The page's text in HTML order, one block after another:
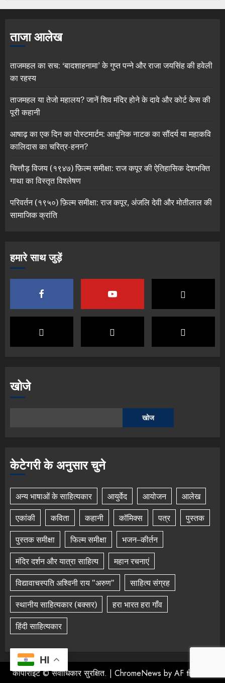
ताजा आलेख
ताजमहल का सच: ‘बादशाहनामा’ के गुप्त पन्ने और राजा जयसिंह की हवेली
का रहस्य
ताजमहल या तेजो महालय? जानें शिव मंदिर होने के दावे और कोर्ट केस की
पूरी कहानी
आषाढ़ का एक दिन का पोस्टमार्टम: आधुनिक नाटक का सौंदर्य या महाकवि
कालिदास का चरित्र-हनन?
चित्तौड़ विजय (१९४७) फ़िल्म समीक्षा: राज कपूर की ऐतिहासिक देशभक्ति
गाथा का विस्तृत विश्लेषण
परिवर्तन (१९५०) फ़िल्म समीक्षा: राज कपूर, अंजलि देवी और मोतीलाल की
सामाजिक क्रांति
हमारे साथ जुड़ें
खोजे
खोज
केटेगरी के अनुसार चुने
अन्य भाषाओं के साहित्यकार आयुर्वेद आयोजन
आलेख
एकांकी
कविता कहानी कॉमिक्स पत्र
पुस्तक
पुस्तक समीक्षा
फिल्म समीक्षा
भजन–कीर्तन
मंदिर दर्शन और यात्रा साहित्य
महान रचनाएं
विद्यावाचस्पति अश्विनी राय "अरुण"
साहित्य संग्रह
स्थानीय साहित्यकार (बक्सर)
हरा भारत हरा गाँव
हिंदी साहित्यकार
कॉपीराइट © सर्वाधिकार सुरक्षित. | ChromeNews by AF themes.
HI